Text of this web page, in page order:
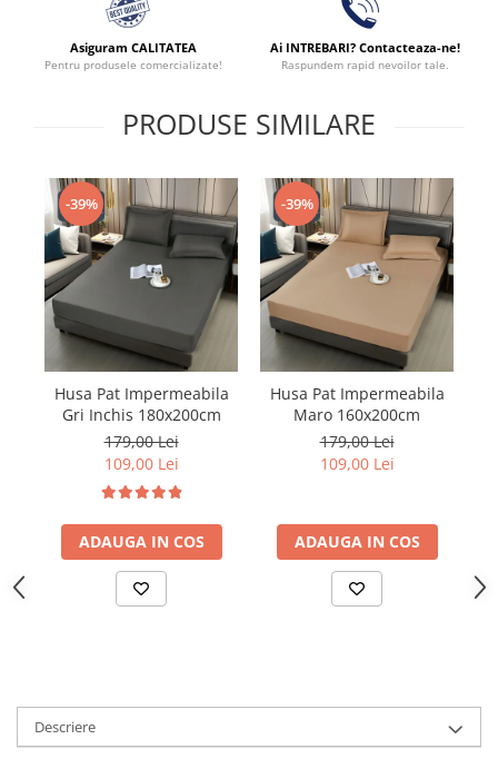
Asiguram CALITATEA
Pentru produsele comercializate!
Ai INTREBARI? Contacteaza-ne!
Raspundem rapid nevoilor tale.
PRODUSE SIMILARE
-39%
Husa Pat Impermeabila
Gri Inchis 180x200cm
179,00 Lei
109,00 Lei
ADAUGA IN COS
-39%
Husa Pat Impermeabila
Maro 160x200cm
179,00 Lei
109,00 Lei
ADAUGA IN COS
Descriere